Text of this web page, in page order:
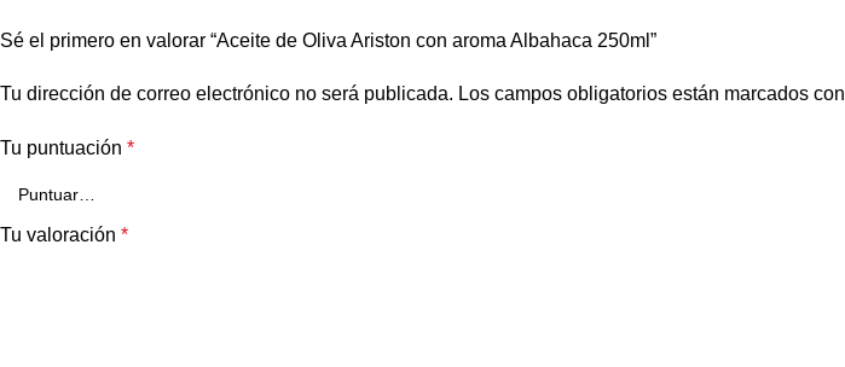
Sé el primero en valorar “Aceite de Oliva Ariston con aroma Albahaca 250ml”
Tu dirección de correo electrónico no será publicada. Los campos obligatorios están marcados con
Tu puntuación *
Tu valoración *